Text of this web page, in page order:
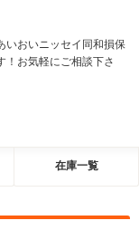
いおいニッセイ同和損保
！お気軽にご相談下さ
在庫一覧